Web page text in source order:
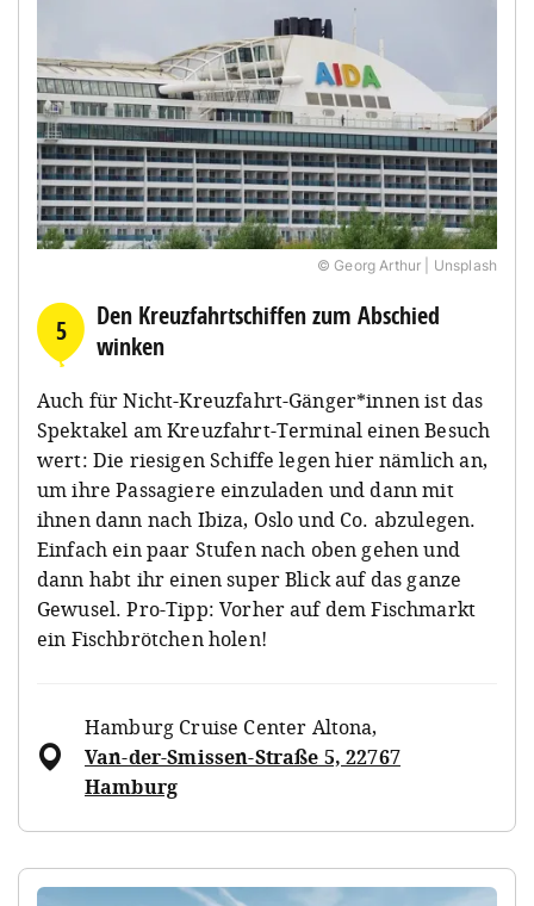
© Georg Arthur | Unsplash
5
Den Kreuzfahrtschiffen zum Abschied
winken
Auch für Nicht-Kreuzfahrt-Gänger*innen ist das
Spektakel am Kreuzfahrt-Terminal einen Besuch
wert: Die riesigen Schiffe legen hier nämlich an,
um ihre Passagiere einzuladen und dann mit
ihnen dann nach Ibiza, Oslo und Co. abzulegen.
Einfach ein paar Stufen nach oben gehen und
dann habt ihr einen super Blick auf das ganze
Gewusel. Pro-Tipp: Vorher auf dem Fischmarkt
ein Fischbrötchen holen!
Hamburg Cruise Center Altona,
Van-der-Smissen-Straße 5, 22767
Hamburg